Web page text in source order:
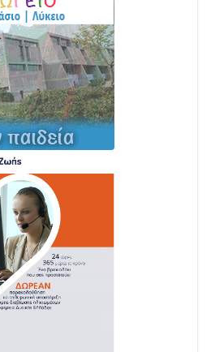
η Παράκαμψη του Κέντρου
Βόνιτσα – Άγιος Νικόλαος
η Πανήγυρη της
στο Γολέμι
Προστασία στο Δήμο Αγρινίου
οχήματα
που κυκλοφορεί
εκχώρηση των νερών